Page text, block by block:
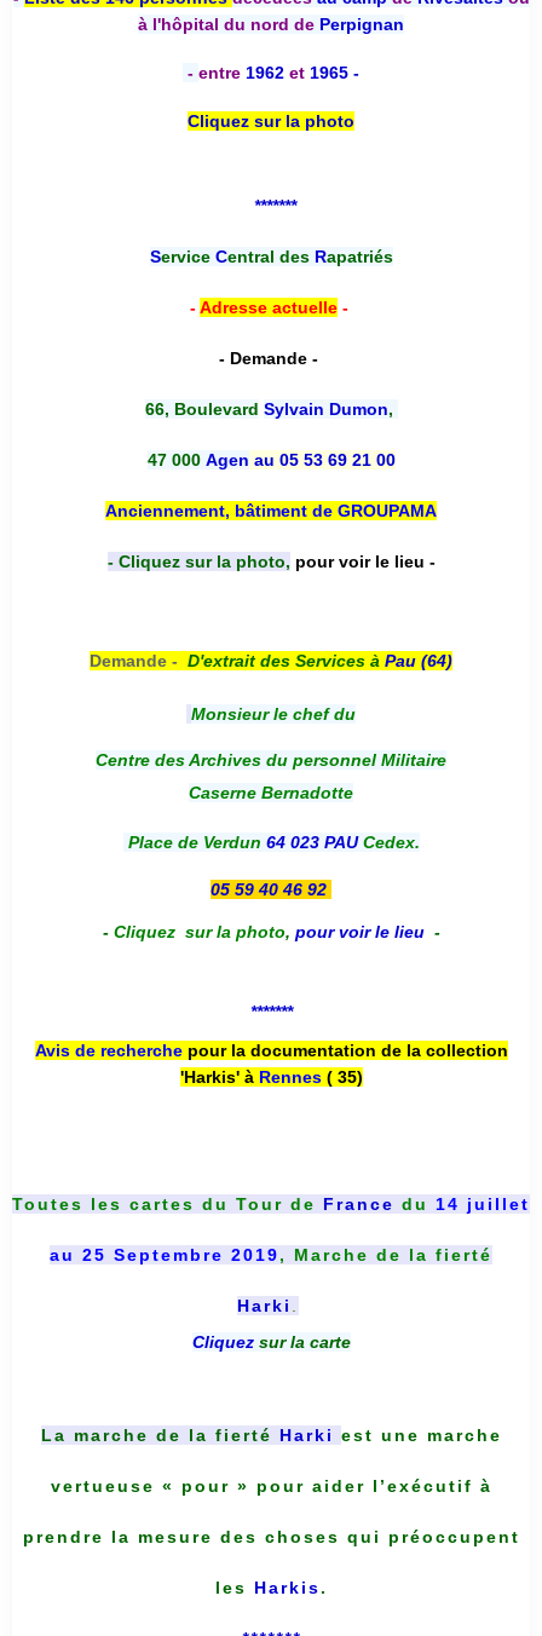
à l'hôpital du nord de Perpignan
- entre 1962 et 1965 -
Cliquez sur la photo
*******
Service Central desRapatriés
-Adresse actuelle-
- Demande -
66, Boulevard Sylvain Dumon,
47 000 Agen au 05 53 69 21 00
Anciennement, bâtiment de GROUPAMA
- Cliquez sur la photo, pour voir le lieu -
Demande - D'extrait des Services à Pau (64)
Monsieur le chef du
Centre des Archives du personnel Militaire
Caserne Bernadotte
Place de Verdun 64 023 PAUCedex.
05 59 40 46 92
- Cliquez sur la photo, pour voir le lieu -
*******
Avis de recherche pour la documentation de la collection
'Harkis' à Rennes( 35)
Toutes les cartes du Tour de France du 14 juillet
au 25 Septembre 2019, Marche de la fierté
Harki
Cliquez sur la carte
La marche de la fierté Harki est une marche
vertueuse « pour » pour aider l’exécutif à
prendre la mesure des choses qui préoccupent
les Harkis.